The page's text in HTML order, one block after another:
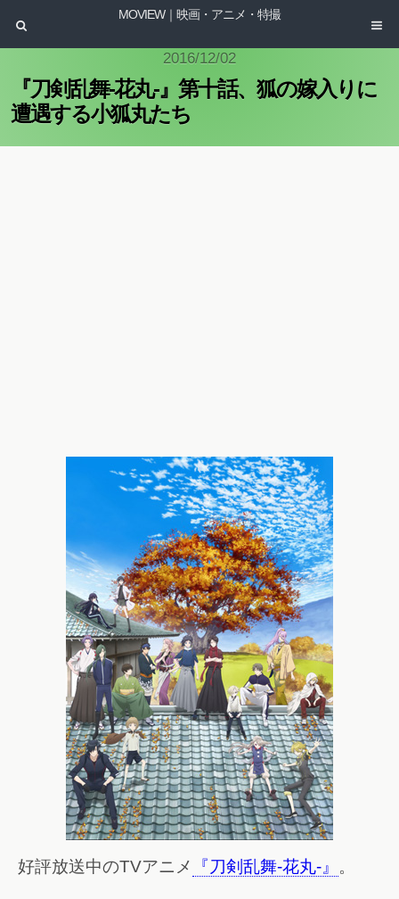
MOVIEW｜映画・アニメ・特撮
2016/12/02
『刀剣乱舞-花丸-』第十話、狐の嫁入りに
遭遇する小狐丸たち
好評放送中のTVアニメ 『刀剣乱舞-花丸-』 。